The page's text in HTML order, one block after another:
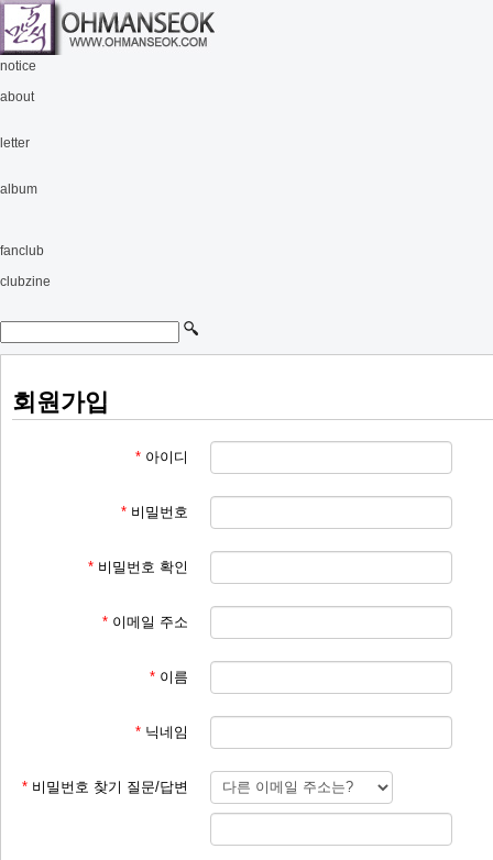
notice
about
letter
album
fanclub
clubzine
회원가입
* 아이디
* 비밀번호
* 비밀번호 확인
* 이메일 주소
* 이름
* 닉네임
* 비밀번호 찾기 질문/답변